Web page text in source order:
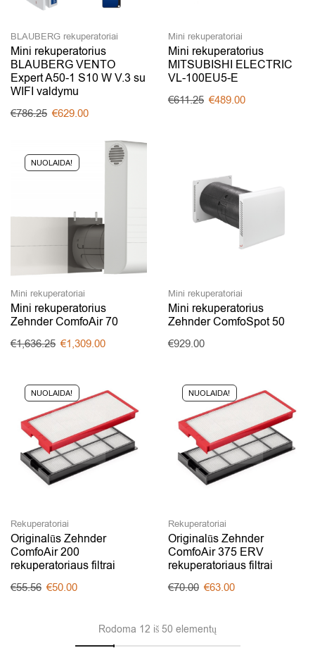
BLAUBERG rekuperatoriai
Mini rekuperatorius
BLAUBERG VENTO
Expert A50-1 S10 W V.3 su
WIFI valdymu
€786.25 €629.00
Mini rekuperatoriai
Mini rekuperatorius
MITSUBISHI ELECTRIC
VL-100EU5-E
€611.25 €489.00
NUOLAIDA!
Mini rekuperatoriai
Mini rekuperatorius
Zehnder ComfoAir 70
€1,636.25 €1,309.00
Mini rekuperatoriai
Mini rekuperatorius
Zehnder ComfoSpot 50
€929.00
NUOLAIDA!
Rekuperatoriai
Originalūs Zehnder
ComfoAir 200
rekuperatoriaus filtrai
€55.56 €50.00
NUOLAIDA!
Rekuperatoriai
Originalūs Zehnder
ComfoAir 375 ERV
rekuperatoriaus filtrai
€70.00 €63.00
Rodoma 12 iš 50 elementų